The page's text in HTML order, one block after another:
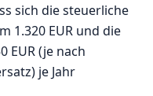
sich die steuerliche
1.320 EUR und die
EUR (je nach
je Jahr